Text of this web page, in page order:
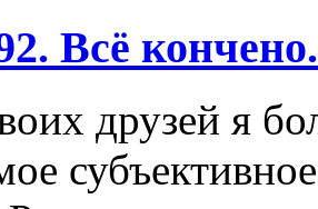
Всё
друзей я